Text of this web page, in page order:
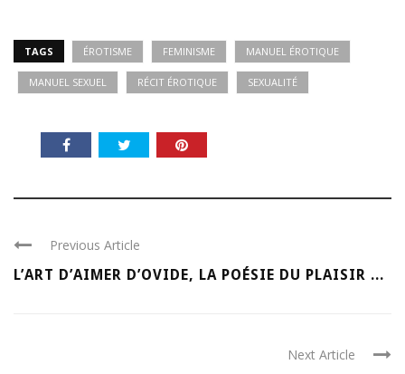
TAGS ÉROTISME FEMINISME MANUEL ÉROTIQUE
MANUEL SEXUEL RÉCIT ÉROTIQUE SEXUALITÉ
Previous Article
L’ART D’AIMER D’OVIDE, LA POÉSIE DU PLAISIR ...
Next Article